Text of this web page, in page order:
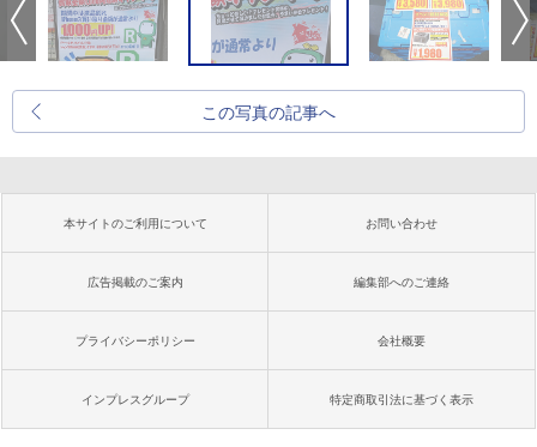
この写真の記事へ
本サイトのご利用について お問い合わせ
広告掲載のご案内 編集部へのご連絡
プライバシーポリシー 会社概要
インプレスグループ 特定商取引法に基づく表示